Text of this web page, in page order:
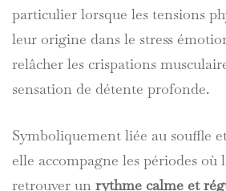
particulier lorsque les tensions
leur origine dans le stress
relâcher les crispations
sensation de détente profonde.
Symboliquement liée au souffle
elle accompagne les périodes où
retrouver un rythme calme et